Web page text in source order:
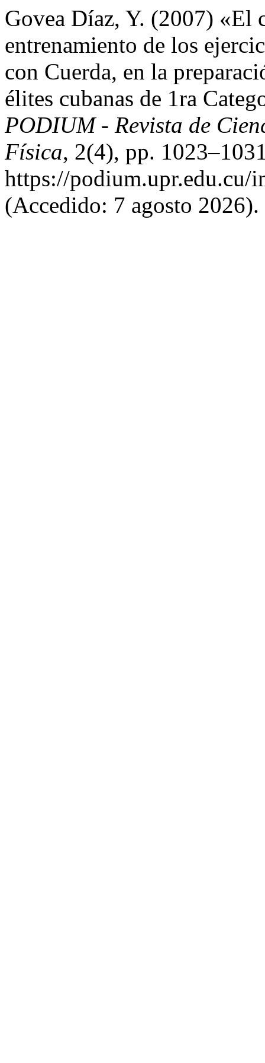
Govea Díaz, Y. (2007) «El
entrenamiento de los
con Cuerda, en la
élites cubanas de 1ra
PODIUM - Revista de
Física, 2(4), pp.
https://
(Accedido: 7 agosto 2026).